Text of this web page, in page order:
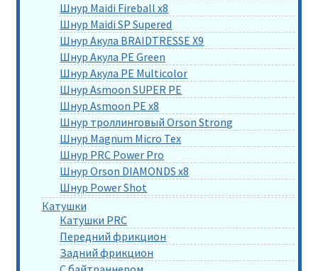
Шнур Maidi Fireball x8
Шнур Maidi SP Supered
Шнур Акула BRAIDTRESSE X9
Шнур Акула PE Green
Шнур Акула PE Multicolor
Шнур Asmoon SUPER PE
Шнур Asmoon PE x8
Шнур троллинговый Orson Strong
Шнур Magnum Micro Tex
Шнур PRC Power Pro
Шнур Orson DIAMONDS x8
Шнур Power Shot
Катушки
Катушки PRC
Передний фрикцион
Задний фрикцион